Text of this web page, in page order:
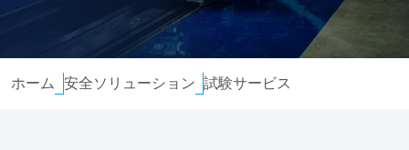
試験サービス
ホーム 安全ソリューション 試験サービス